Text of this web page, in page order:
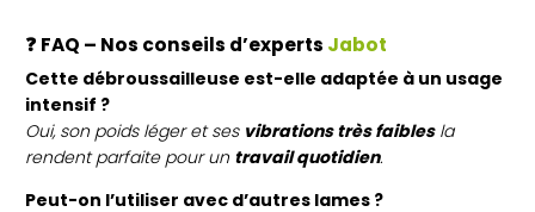
❓ FAQ – Nos conseils d’experts Jabot
Cette débroussailleuse est-elle adaptée à un usage
intensif ?
Oui, son poids léger et ses vibrations très faiblesla
rendent parfaite pour un travail quotidien.
Peut-on l’utiliser avec d’autres lames ?